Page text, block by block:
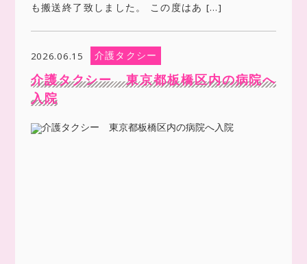
も搬送終了致しました。 この度はあ […]
2026.06.15 介護タクシー
介護タクシー 東京都板橋区内の病院へ
入院